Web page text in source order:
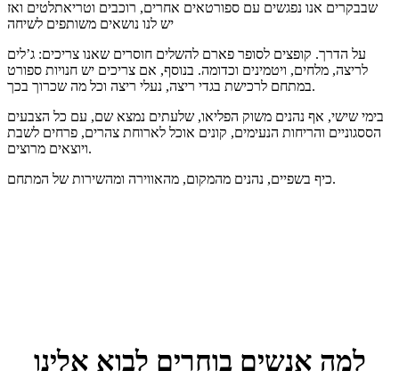
שבבקרים אנו נפגשים עם ספורטאים אחרים, רוכבים וטריאתלטים ואז
יש לנו נושאים משותפים לשיחה
על הדרך. קופצים לסופר פארם להשלים חוסרים שאנו צריכים: ג’לים
לריצה, מלחים, ויטמינים וכדומה. בנוסף, אם צריכים יש חנויות ספורט
במתחם לרכישת בגדי ריצה, נעלי ריצה וכל מה שכרוך בכך.
בימי שישי, אף נהנים משוק הפליאו, שלעתים נמצא שם, עם כל הצבעים
הססגוניים והריחות הנעימים, קונים אוכל לארוחת צהרים, פרחים לשבת
ויוצאים מרוצים.
כיף בשפיים, נהנים מהמקום, מהאווירה ומהשירות של המתחם.
למה אנשים בוחרים לבוא אלינו